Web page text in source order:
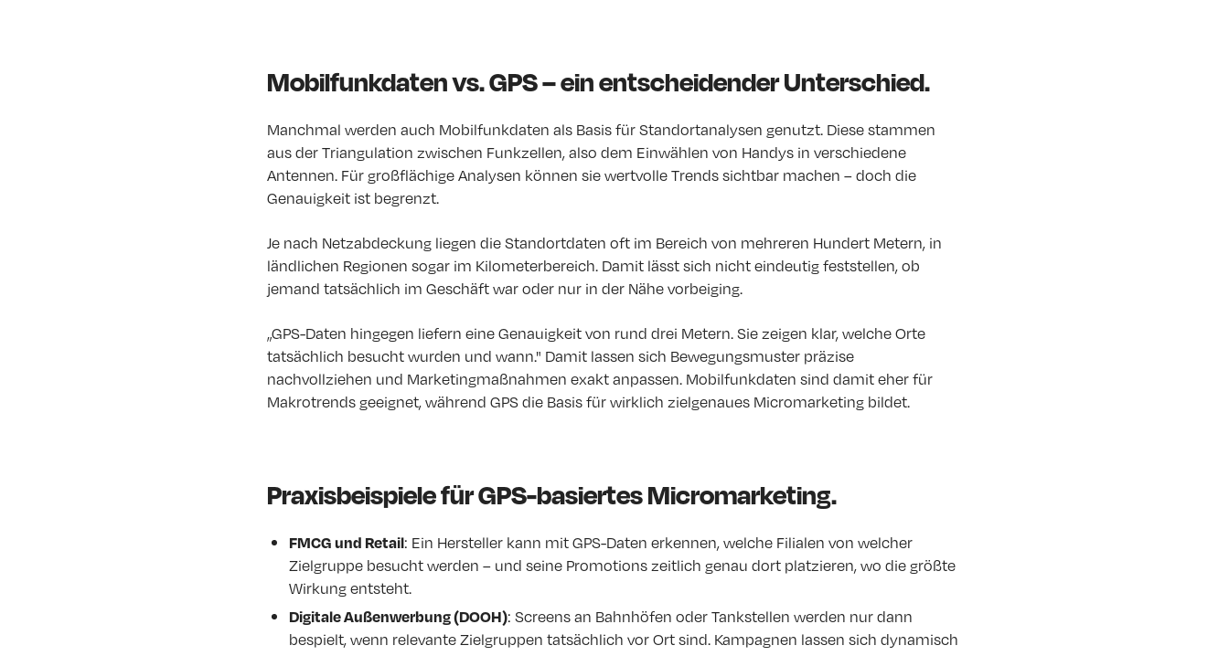
Mobilfunkdaten vs. GPS – ein entscheidender Unterschied.
Manchmal werden auch Mobilfunkdaten als Basis für Standortanalysen genutzt. Diese stammen
aus der Triangulation zwischen Funkzellen, also dem Einwählen von Handys in verschiedene
Antennen. Für großflächige Analysen können sie wertvolle Trends sichtbar machen – doch die
Genauigkeit ist begrenzt.
Je nach Netzabdeckung liegen die Standortdaten oft im Bereich von mehreren Hundert Metern, in
ländlichen Regionen sogar im Kilometerbereich. Damit lässt sich nicht eindeutig feststellen, ob
jemand tatsächlich im Geschäft war oder nur in der Nähe vorbeiging.
„GPS-Daten hingegen liefern eine Genauigkeit von rund drei Metern. Sie zeigen klar, welche Orte
tatsächlich besucht wurden und wann." Damit lassen sich Bewegungsmuster präzise
nachvollziehen und Marketingmaßnahmen exakt anpassen. Mobilfunkdaten sind damit eher für
Makrotrends geeignet, während GPS die Basis für wirklich zielgenaues Micromarketing bildet.
Praxisbeispiele für GPS-basiertes Micromarketing.
FMCG und Retail: Ein Hersteller kann mit GPS-Daten erkennen, welche Filialen von welcher
Zielgruppe besucht werden – und seine Promotions zeitlich genau dort platzieren, wo die größte
Wirkung entsteht.
Digitale Außenwerbung (DOOH): Screens an Bahnhöfen oder Tankstellen werden nur dann
bespielt, wenn relevante Zielgruppen tatsächlich vor Ort sind. Kampagnen lassen sich dynamisch